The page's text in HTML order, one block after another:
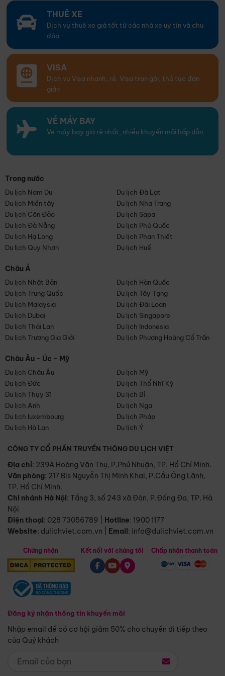
THUÊ XE
Dịch vụ thuê xe giá tốt từ các nhà xe uy tín và chu
đáo
VISA
Dịch vụ Visa nhanh, rẻ. Visa trọn gói, thủ tục đơn
giản
VÉ MÁY BAY
Vé máy bay giá rẻ nhất, nhiều khuyến mãi hấp dẫn
Trong nước
Du lịch Nam Du
Du lịch Đà Lạt
Du lịch Miền tây
Du lịch Nha Trang
Du lịch Côn Đảo
Du lịch Sapa
Du lịch Đà Nẵng
Du lịch Phú Quốc
Du lịch Hạ Long
Du lịch Phan Thiết
Du lịch Quy Nhơn
Du lịch Huế
Châu Á
Du lịch Nhật Bản
Du lịch Hàn Quốc
Du lịch Trung Quốc
Du lịch Tây Tạng
Du lịch Malaysia
Du lịch Đài Loan
Du lịch Dubai
Du lịch Singapore
Du lịch Thái Lan
Du lịch Indonesia
Du lịch Trương Gia Giới
Du lịch Phượng Hoàng Cổ Trấn
Châu Âu - Úc - Mỹ
Du lịch Châu Âu
Du lịch Mỹ
Du lịch Đức
Du lịch Thổ Nhĩ Kỳ
Du lịch Thụy Sĩ
Du lịch Bỉ
Du lịch Anh
Du lịch Nga
Du lịch luxembourg
Du lịch Pháp
Du lịch Hà Lan
Du lịch Ý
CÔNG TY CỔ PHẦN TRUYỀN THÔNG DU LỊCH VIỆT
Địa chỉ: 239A Hoàng Văn Thụ, P.Phú Nhuận, TP. Hồ Chí Minh.
Văn phòng: 217 Bis Nguyễn Thị Minh Khai, P.Cầu Ông Lãnh,
TP. Hồ Chí Minh.
Chi nhánh Hà Nội: Tầng 3, số 243 xã Đàn, P.Đống Đa, TP. Hà
Nội
Điện thoại: 028 73056789 Hotline: 1900 1177
Website: dulichviet.com.vn Email: info@dulichviet.com.vn
Chứng nhận
Đăng ký nhận thông tin khuyến mãi
Nhập email để có cơ hội giảm 50% cho chuyến đi tiếp theo
của Quý khách
Kết nối với chúng tôi Chấp nhận thanh toán